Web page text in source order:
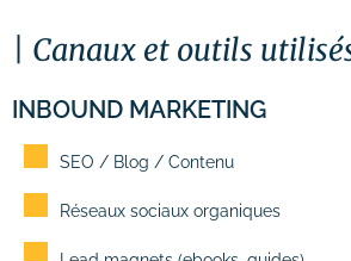
Canaux et outils
INBOUND MARKETING
SEO / Blog / Contenu
Réseaux sociaux organiques